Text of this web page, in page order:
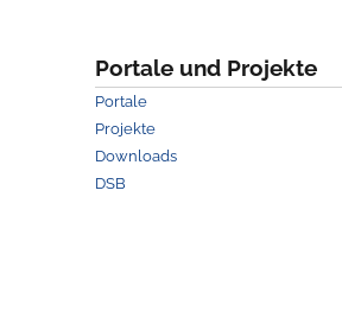
Portale und Projekte
Portale
Projekte
Downloads
DSB